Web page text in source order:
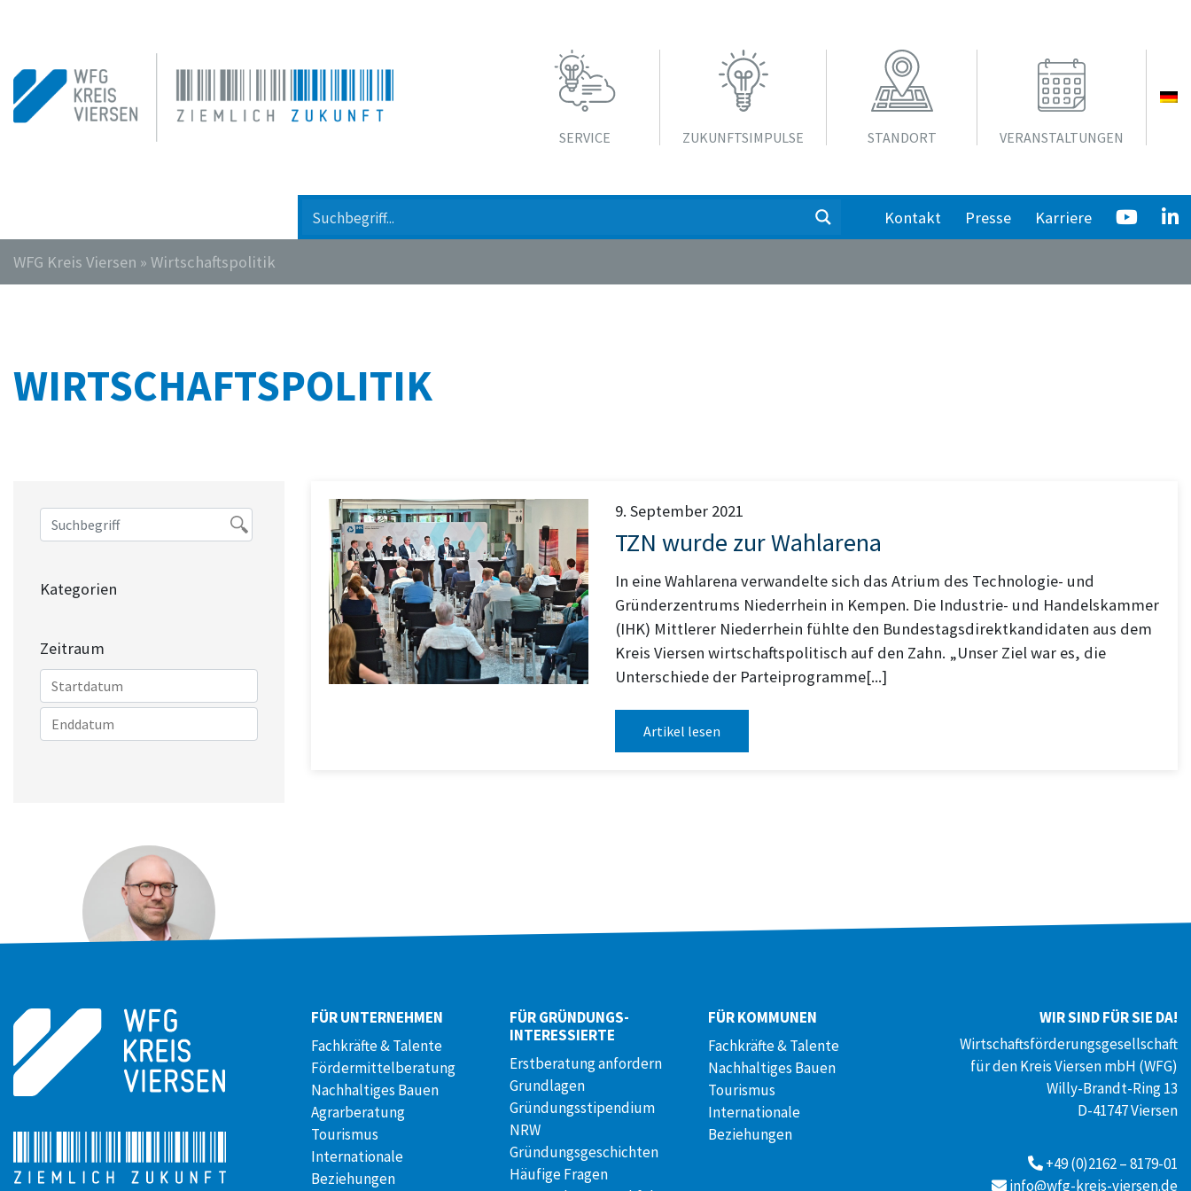
SERVICE ZUKUNFTS­IMPULSE STANDORT VERANSTALTUNGEN
Kontakt Presse Karriere
WFG Kreis Viersen » Wirtschaftspolitik
WIRTSCHAFTSPOLITIK
Kategorien
Zeitraum
DANIEL BOSS
Pressesprecher
+49 (0)173 / 29 05507
9. September 2021
TZN wurde zur Wahlarena
In eine Wahlarena verwandelte sich das Atrium des Technologie- und
Gründerzentrums Niederrhein in Kempen. Die Industrie- und Handelskammer
(IHK) Mittlerer Niederrhein fühlte den Bundestagsdirektkandidaten aus dem
Kreis Viersen wirtschaftspolitisch auf den Zahn. „Unser Ziel war es, die
Unterschiede der Parteiprogramme[...]
Artikel lesen
FÜR UNTERNEHMEN
Fachkräfte & Talente
Fördermittelberatung
Nachhaltiges Bauen
Agrarberatung
Tourismus
Internationale
Beziehungen
FÜR GRÜNDUNGS­
INTERESSIERTE
Erstberatung anfordern
Grundlagen
Gründungsstipendium
NRW
Gründungsgeschichten
Häufige Fragen
FÜR KOMMUNEN
Fachkräfte & Talente
Nachhaltiges Bauen
Tourismus
Internationale
Beziehungen
WIR SIND FÜR SIE DA!
Wirtschaftsförderungsgesellschaft
für den Kreis Viersen mbH (WFG)
Willy-Brandt-Ring 13
D-41747 Viersen
+49 (0)2162 – 8179-01
info@wfg-kreis-viersen.de